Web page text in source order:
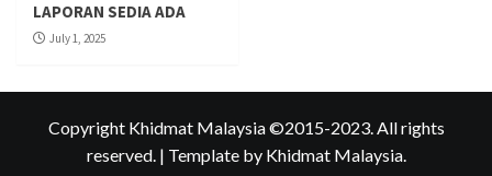
LAPORAN SEDIA ADA
July 1, 2025
Copyright Khidmat Malaysia ©2015-2023. All rights
reserved. | Templateby Khidmat Malaysia.